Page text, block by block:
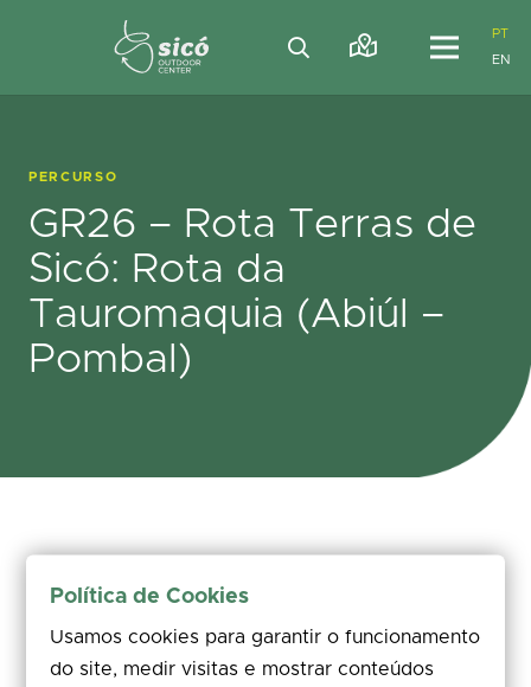
PT
EN
PERCURSO
GR26 – Rota Terras de
Sicó: Rota da
Tauromaquia (Abiúl –
Pombal)
Política de Cookies
Usamos cookies para garantir o funcionamento
do site, medir visitas e mostrar conteúdos